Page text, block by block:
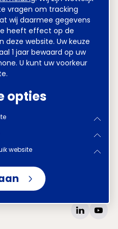
vragen om tracking
wij daarmee gegevens
heeft effect op de
deze website. Uw keuze
1 jaar bewaard op uw
U kunt uw voorkeur
opties
website
DSM
Energie en
ABN AMRO
Privacy
werkgeverslijn@awvn.nl